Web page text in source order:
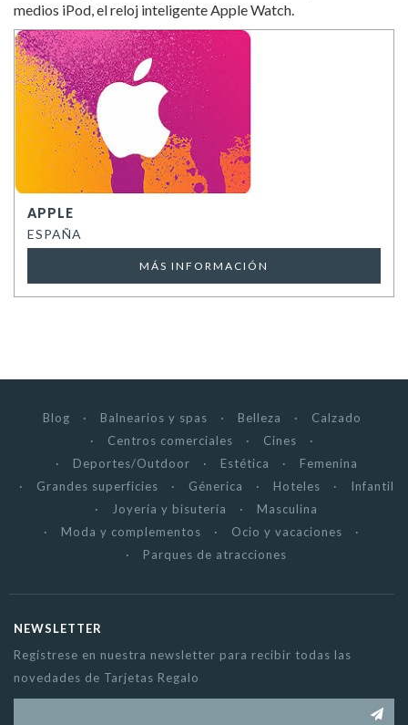
medios iPod, el reloj inteligente Apple Watch.
APPLE
ESPAÑA
MÁS INFORMACIÓN
Blog Balnearios y spas Belleza
Calzado
Centros comerciales
Cines
Deportes/Outdoor
Estética
Femenina
Grandes superficies
Génerica Hoteles
Infantil
Joyería y bisutería
Masculina
Moda y complementos
Ocio y vacaciones
Parques de atracciones
NEWSLETTER
Regístrese en nuestra newsletter para recibir todas las
novedades de Tarjetas Regalo